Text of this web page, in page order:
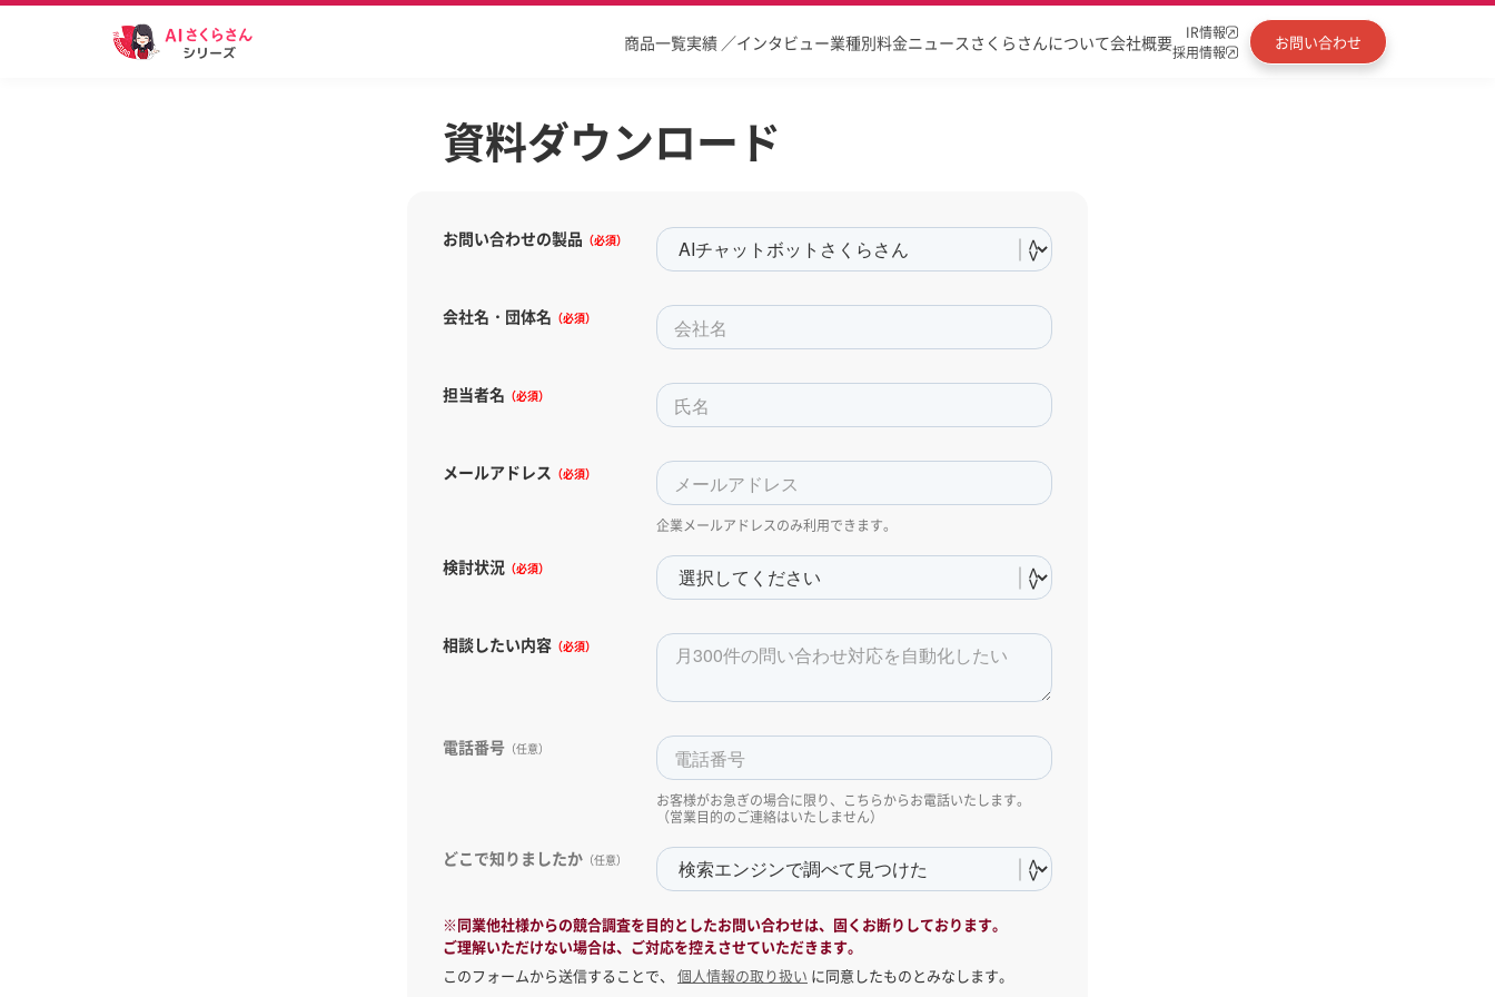
商品一覧実績 ／インタビュー業種別料金ニュース さくらさんについて会社概要
IR情報
採用情報
お問い合わせ
資料ダウンロード
お問い合わせの製品 （必須）
会社名・団体名 （必須）
担当者名 （必須）
メールアドレス （必須）
企業メールアドレスのみ利用できます。
検討状況 （必須）
相談したい内容 （必須）
電話番号 （任意）
お客様がお急ぎの場合に限り、こちらからお電話いたします。
（営業目的のご連絡はいたしません）
どこで知りましたか （任意）
※同業他社様からの競合調査を目的としたお問い合わせは、固くお断りしております。
ご理解いただけない場合は、ご対応を控えさせていただきます。
このフォームから送信することで、 個人情報の取り扱い に同意したものとみなします。